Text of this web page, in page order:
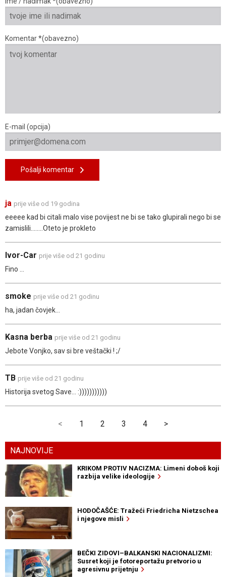
Komentar *(obavezno)
E-mail (opcija)
Pošalji komentar
ja prije više od 19 godina
eeeee kad bi citali malo vise povijest ne bi se tako glupirali nego bi se
zamislili........Oteto je prokleto
Ivor-Car prije više od 21 godinu
Fino ...
smoke prije više od 21 godinu
ha, jadan čovjek...
Kasna berba prije više od 21 godinu
Jebote Vonjko, sav si bre veštački ! ;/
TB prije više od 21 godinu
Historija svetog Save... :)))))))))))
< 1 2 3 4 >
NAJNOVIJE
KRIKOM PROTIV NACIZMA: Limeni doboš koji
razbija velike ideologije
HODOČAŠĆE: Tražeći Friedricha Nietzschea
i njegove misli
BEČKI ZIDOVI–BALKANSKI NACIONALIZMI:
Susret koji je fotoreportažu pretvorio u
agresivnu prijetnju